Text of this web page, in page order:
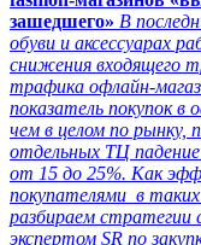
зашедшего» В
обуви и аксессуарах
снижения входящего
трафика офлайн-
показатель покупок в
чем в целом по
отдельных ТЦ
от 15 до 25%. Как
покупателями в
разбираем стратегии
экспертом SR по